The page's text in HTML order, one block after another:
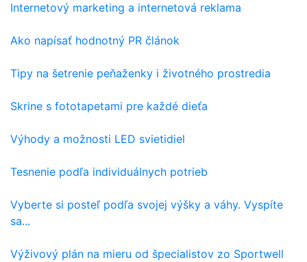
Internetový marketing a internetová reklama
Ako napísať hodnotný PR článok
Tipy na šetrenie peňaženky i životného prostredia
Skrine s fototapetami pre každé dieťa
Výhody a možnosti LED svietidiel
Tesnenie podľa individuálnych potrieb
Vyberte si posteľ podľa svojej výšky a váhy. Vyspíte
sa...
Výživový plán na mieru od špecialistov zo Sportwell